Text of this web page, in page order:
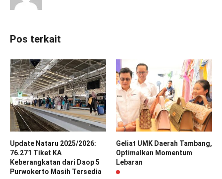
Pos terkait
Update Nataru 2025/2026:
76.271 Tiket KA
Keberangkatan dari Daop 5
Purwokerto Masih Tersedia
Geliat UMK Daerah Tambang,
Optimalkan Momentum
Lebaran